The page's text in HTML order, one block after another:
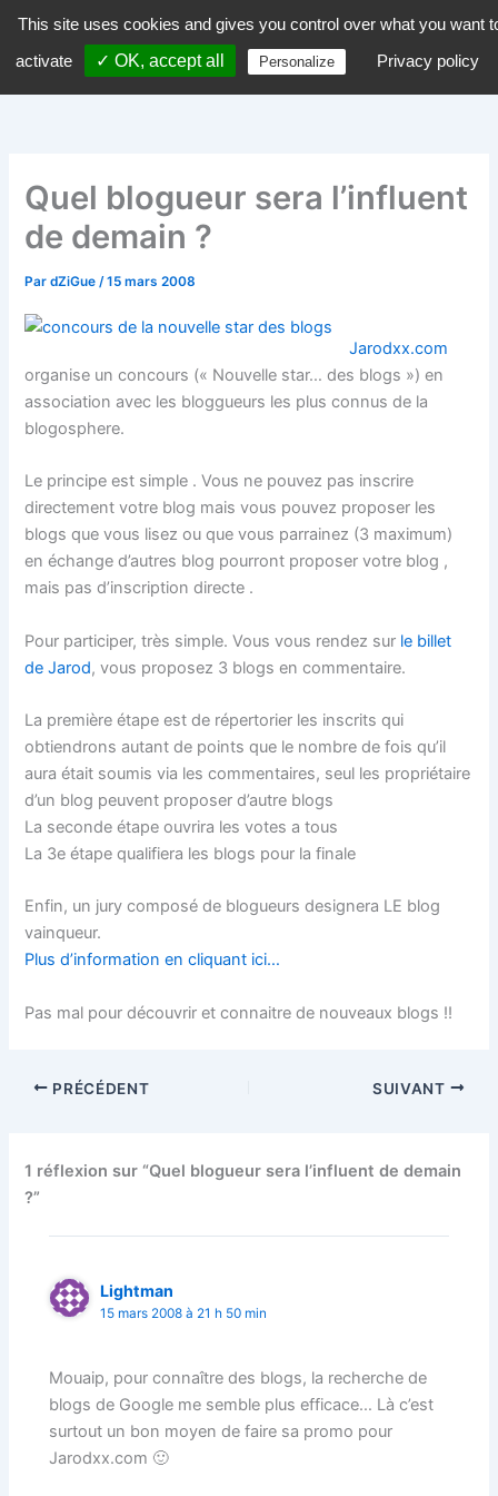
contenu
dZiGue
Quel blogueur sera l’influent
de demain ?
PardZiGue/15 mars 2008
Jarodxx.com
organise un concours (« Nouvelle star… des blogs ») en
association avec les bloggueurs les plus connus de la
blogosphere.
Le principe est simple . Vous ne pouvez pas inscrire
directement votre blog mais vous pouvez proposer les
blogs que vous lisez ou que vous parrainez (3 maximum)
en échange d’autres blog pourront proposer votre blog ,
mais pas d’inscription directe .
Pour participer, très simple. Vous vous rendez sur le billet
de Jarod, vous proposez 3 blogs en commentaire.
La première étape est de répertorier les inscrits qui
obtiendrons autant de points que le nombre de fois qu’il
aura était soumis via les commentaires, seul les propriétaire
d’un blog peuvent proposer d’autre blogs
La seconde étape ouvrira les votes a tous
La 3e étape qualifiera les blogs pour la finale
Enfin, un jury composé de blogueurs designera LE blog
vainqueur.
Plus d’information en cliquant ici…
Pas mal pour découvrir et connaitre de nouveaux blogs !!
PRÉCÉDENT SUIVANT
1 réflexion sur “Quel blogueur sera l’influent de demain
?”
Lightman
15 mars 2008 à 21 h 50 min
Mouaip, pour connaître des blogs, la recherche de
blogs de Google me semble plus efficace… Là c’est
surtout un bon moyen de faire sa promo pour
Jarodxx.com 🙂
This site uses cookies and gives you control over what you want
activate
✓ OK, accept all Personalize Privacy policy